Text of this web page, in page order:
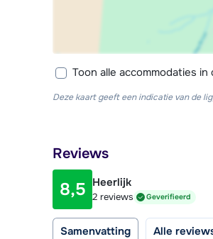
Toon alle accommodaties in
Deze kaart geeft een indicatie van de
Reviews
8,5 Heerlijk
2 reviews Geverifieerd
Samenvatting
Alle